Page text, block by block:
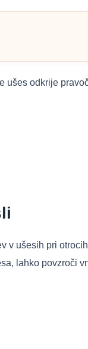
ušes odkrije
v ušesih pri
lahko povzroči